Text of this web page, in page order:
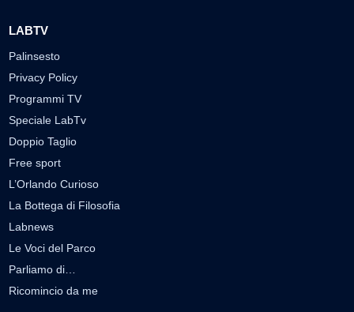
LABTV
Palinsesto
Privacy Policy
Programmi TV
Speciale LabTv
Doppio Taglio
Free sport
L’Orlando Curioso
La Bottega di Filosofia
Labnews
Le Voci del Parco
Parliamo di…
Ricomincio da me